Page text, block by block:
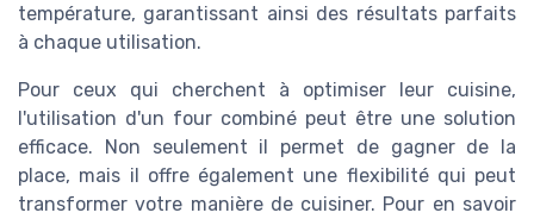
température, garantissant ainsi des résultats parfaits
à chaque utilisation.
Pour ceux qui cherchent à optimiser leur cuisine,
l'utilisation d'un four combiné peut être une solution
efficace. Non seulement il permet de gagner de la
place, mais il offre également une flexibilité qui peut
transformer votre manière de cuisiner. Pour en savoir